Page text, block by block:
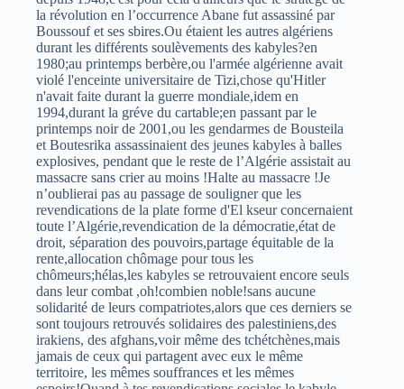
la révolution en l’occurrence Abane fut assassiné par
Boussouf et ses sbires.Ou étaient les autres algériens
durant les différents soulèvements des kabyles?en
1980;au printemps berbère,ou l'armée algérienne avait
violé l'enceinte universitaire de Tizi,chose qu'Hitler
n'avait faite durant la guerre mondiale,idem en
1994,durant la gréve du cartable;en passant par le
printemps noir de 2001,ou les gendarmes de Bousteila
et Boutesrika assassinaient des jeunes kabyles à balles
explosives, pendant que le reste de l’Algérie assistait au
massacre sans crier au moins !Halte au massacre !Je
n’oublierai pas au passage de souligner que les
revendications de la plate forme d'El kseur concernaient
toute l’Algérie,revendication de la démocratie,état de
droit, séparation des pouvoirs,partage équitable de la
rente,allocation chômage pour tous les
chômeurs;hélas,les kabyles se retrouvaient encore seuls
dans leur combat ,oh!combien noble!sans aucune
solidarité de leurs compatriotes,alors que ces derniers se
sont toujours retrouvés solidaires des palestiniens,des
irakiens, des afghans,voir même des tchétchènes,mais
jamais de ceux qui partagent avec eux le même
territoire, les mêmes souffrances et les mêmes